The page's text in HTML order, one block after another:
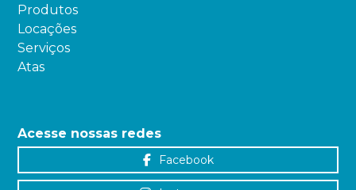
Produtos
Locações
Serviços
Atas
Acesse nossas redes
Facebook